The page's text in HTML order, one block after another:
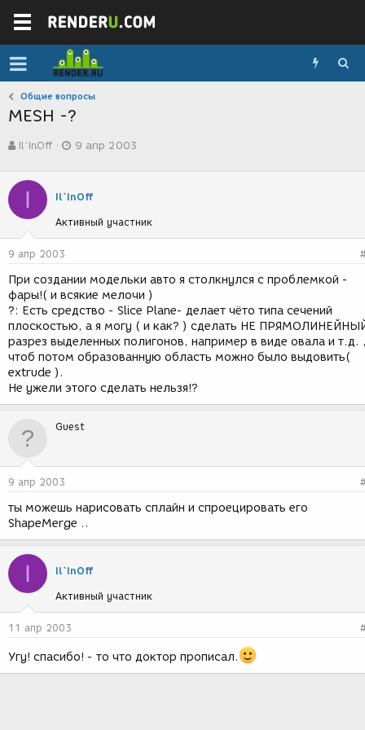
Общие вопросы
MESH -?
в
о
е
м
ы
Il`InOff
а
с
з
д
и
я
9 апр 2003
I Il`InOff
Активный участник
9 апр 2003
При создании модельки авто я столкнулся с проблемкой -
фары!( и всякие мелочи )
?: Есть средство - Slice Plane- делает чёто типа сечений
плоскостью, а я могу ( и как? ) сделать НЕ
разрез выделенных полигонов, например в виде овала и т.д.
чтоб потом образованную область можно было выдовить(
extrude ).
Не ужели этого сделать нельзя!?
Guest
9 апр 2003
ты можешь нарисовать сплайн и спроецировать его
ShapeMerge ..
I Il`InOff
Активный участник
11 апр 2003
Угу! спасибо! - то что доктор прописал.